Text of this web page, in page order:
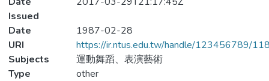
Issued
Date
1987-02-28
URI
https://ir.ntus.edu.tw/handle/123456789/
Subjects
運動舞蹈、表演藝術
Type
other